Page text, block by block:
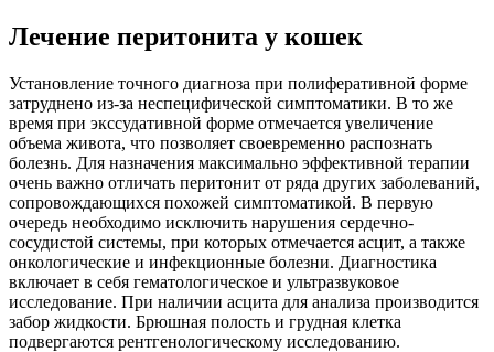
Лечение перитонита у кошек
Установление точного диагноза при полиферативной форме
затруднено из-за неспецифической симптоматики. В то же
время при экссудативной форме отмечается увеличение
объема живота, что позволяет своевременно распознать
болезнь. Для назначения максимально эффективной терапии
очень важно отличать перитонит от ряда других заболеваний,
сопровождающихся похожей симптоматикой. В первую
очередь необходимо исключить нарушения сердечно-
сосудистой системы, при которых отмечается асцит, а также
онкологические и инфекционные болезни. Диагностика
включает в себя гематологическое и ультразвуковое
исследование. При наличии асцита для анализа производится
забор жидкости. Брюшная полость и грудная клетка
подвергаются рентгенологическому исследованию.